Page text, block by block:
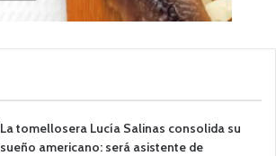
La tomellosera Lucía Salinas consolida su
sueño americano: será asistente de